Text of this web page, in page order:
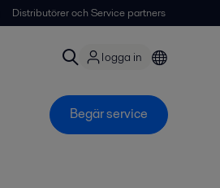
Distributörer och Service partners
logga in
Begär service